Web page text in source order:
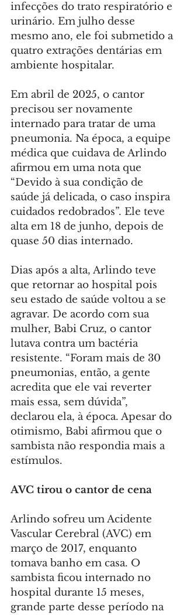
infecções do trato respiratório e
urinário. Em julho desse
mesmo ano, ele foi submetido a
quatro extrações dentárias em
ambiente hospitalar.
Em abril de 2025, o cantor
precisou ser novamente
internado para tratar de uma
pneumonia. Na época, a equipe
médica que cuidava de Arlindo
afirmou em uma nota que
“Devido à sua condição de
saúde já delicada, o caso inspira
cuidados redobrados”. Ele teve
alta em 18 de junho, depois de
quase 50 dias internado.
Dias após a alta, Arlindo teve
que retornar ao hospital pois
seu estado de saúde voltou a se
agravar. De acordo com sua
mulher, Babi Cruz, o cantor
lutava contra um bactéria
resistente. “Foram mais de 30
pneumonias, então, a gente
acredita que ele vai reverter
mais essa, sem dúvida”,
declarou ela, à época. Apesar do
otimismo, Babi afirmou que o
sambista não respondia mais a
estímulos.
AVC tirou o cantor de cena
Arlindo sofreu um Acidente
Vascular Cerebral (AVC) em
março de 2017, enquanto
tomava banho em casa. O
sambista ficou internado no
hospital durante 15 meses,
grande parte desse período na